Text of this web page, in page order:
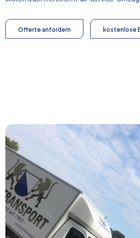
Offerte anfordern kostenlose